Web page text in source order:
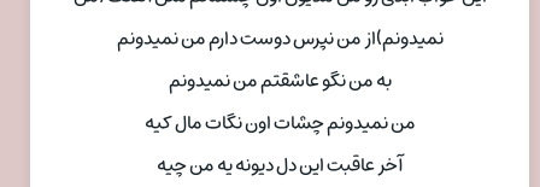
نمیدونم)از من نپرس دوست دارم من نمیدونم
به من نگو عاشقتم من نمیدونم
من نمیدونم چشات اون نگات مال کیه
آخر عاقبت این دل دیونه یه من چیه